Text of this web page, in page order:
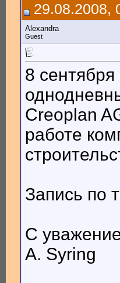
29.08.2008,
Alexandra
Guest
8
Creoplan
работе
Запись по
С
A. Syring